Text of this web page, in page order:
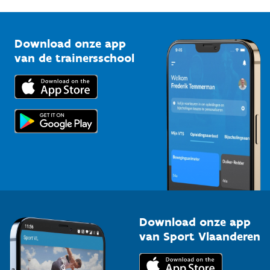
Bedrijven
Trainers en begeleiders
Topsporters
Vlaamse Trainersschool
Kennisplatform
Downloads
Voor de pers
Download onze app
van de trainersschool
Download onze app
van Sport Vlaanderen